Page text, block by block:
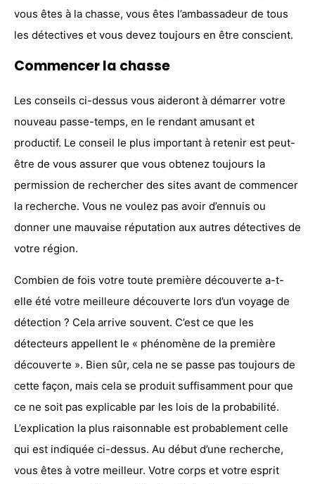
vous êtes à la chasse, vous êtes l’ambassadeur de tous
les détectives et vous devez toujours en être conscient.
Commencer la chasse
Les conseils ci-dessus vous aideront à démarrer votre
nouveau passe-temps, en le rendant amusant et
productif. Le conseil le plus important à retenir est peut-
être de vous assurer que vous obtenez toujours la
permission de rechercher des sites avant de commencer
la recherche. Vous ne voulez pas avoir d’ennuis ou
donner une mauvaise réputation aux autres détectives de
votre région.
Combien de fois votre toute première découverte a-t-
elle été votre meilleure découverte lors d’un voyage de
détection ? Cela arrive souvent. C’est ce que les
détecteurs appellent le « phénomène de la première
découverte ». Bien sûr, cela ne se passe pas toujours de
cette façon, mais cela se produit suffisamment pour que
ce ne soit pas explicable par les lois de la probabilité.
L’explication la plus raisonnable est probablement celle
qui est indiquée ci-dessus. Au début d’une recherche,
vous êtes à votre meilleur. Votre corps et votre esprit